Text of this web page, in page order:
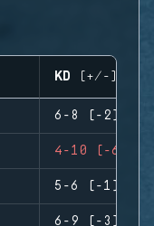
KD (+/-)
6-8 (-2)
4-10 (-6)
5-6 (-1)
6-9 (-3)